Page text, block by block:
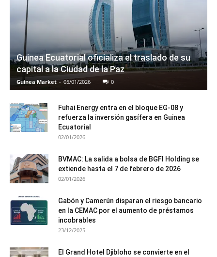
Guinea Ecuatorial oficializa el traslado de su
capital a la Ciudad de la Paz
Guinea Market - 05/01/2026 0
Fuhai Energy entra en el bloque EG-08 y
refuerza la inversión gasífera en Guinea
Ecuatorial
02/01/2026
BVMAC: La salida a bolsa de BGFI Holding se
extiende hasta el 7 de febrero de 2026
02/01/2026
Gabón y Camerún disparan el riesgo bancario
en la CEMAC por el aumento de préstamos
incobrables
23/12/2025
El Grand Hotel Djibloho se convierte en el